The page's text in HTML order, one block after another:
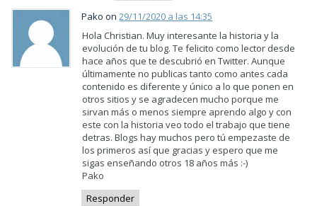
Pako on29/11/2020 a las 14:35
Hola Christian. Muy interesante la historia y la
evolución de tu blog. Te felicito como lector desde
hace años que te descubrió en Twitter. Aunque
últimamente no publicas tanto como antes cada
contenido es diferente y único a lo que ponen en
otros sitios y se agradecen mucho porque me
sirvan más o menos siempre aprendo algo y con
este con la historia veo todo el trabajo que tiene
detras. Blogs hay muchos pero tú empezaste de
los primeros así que gracias y espero que me
sigas enseñando otros 18 años más :-)
Pako
Responder